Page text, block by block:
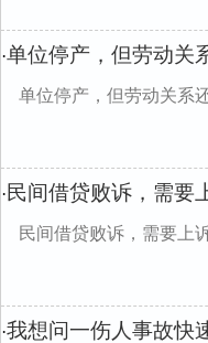
·单位停产，但劳动关
单位停产，但劳动关系
· 民间借贷败诉，需要
民间借贷败诉，需要上
·我想问一伤人事故快